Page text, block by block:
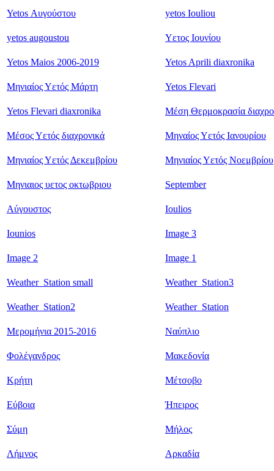
Yetos Αυγούστου yetos Iouliou
yetos augoustou Υετος Ιουνίου
Yetos Maios 2006-2019 Yetos Aprili diaxronika
Μηνιαίος Υετός Μάρτη Yetos Flevari
Yetos Flevari diaxronika Μέση Θερμοκρασία
Μέσος Υετός διαχρονικά Μηναίος Υετός Ιανουρίου
Μηνιαίος Υετός Δεκεμβρίου Μηνιαίος Υετός Νοεμβρίου
Μηνιαιος υετος οκτωβριου September
Αύγουστος Ioulios
Iounios Image 3
Image 2 Image 1
Weather_Station small Weather_Station3
Weather_Station2 Weather_Station
Μερομήνια 2015-2016 Ναύπλιο
Φολέγανδρος Μακεδονία
Κρήτη Μέτσοβο
Εύβοια Ήπειρος
Σύμη Μήλος
Λήμνος Αρκαδία